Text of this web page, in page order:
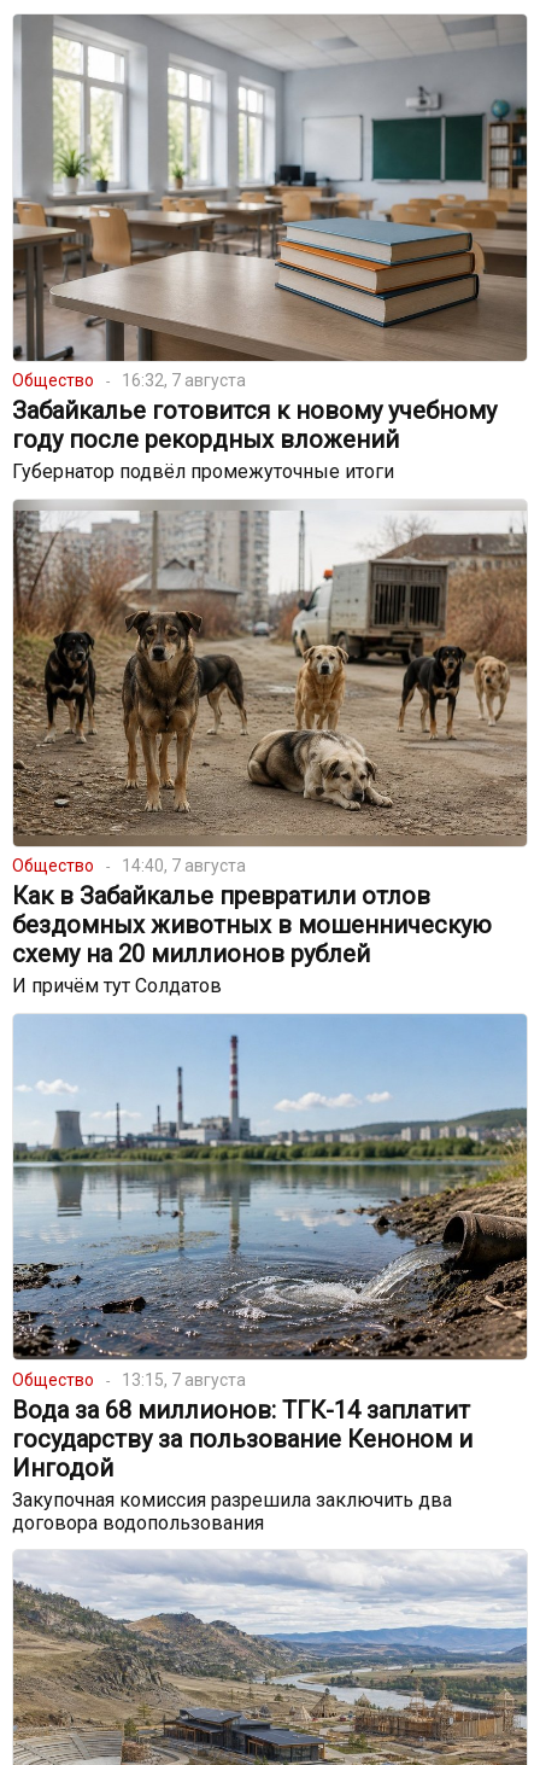
Общество 16:32, 7 августа
Забайкалье готовится к новому учебному
году после рекордных вложений
Губернатор подвёл промежуточные итоги
Общество 14:40, 7 августа
Как в Забайкалье превратили отлов
бездомных животных в мошенническую
схему на 20 миллионов рублей
И причём тут Солдатов
Общество 13:15, 7 августа
Вода за 68 миллионов: ТГК-14 заплатит
государству за пользование Кеноном и
Ингодой
Закупочная комиссия разрешила заключить два
договора водопользования